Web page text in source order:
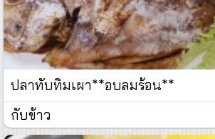
ปลาทับทิมเผา**อบลมร้อน**
กับข้าว